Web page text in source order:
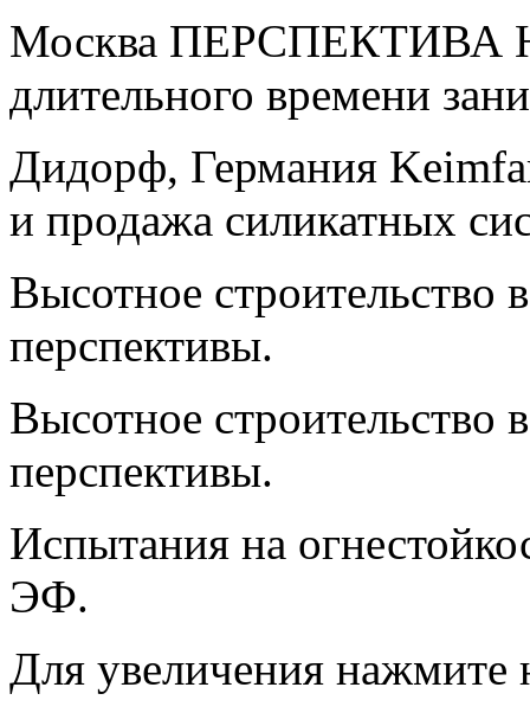
Москва ПЕРСПЕКТИВА
длительного времени
Дидорф, Германия
и продажа силикатных
Высотное строительство
перспективы.
Высотное строительство
перспективы.
Испытания на
ЭФ.
Для увеличения нажмите